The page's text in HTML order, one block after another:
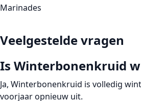
Marinades
Veelgestelde vragen
Is Winterbonenkruid
Ja, Winterbonenkruid is volledig
voorjaar opnieuw uit.